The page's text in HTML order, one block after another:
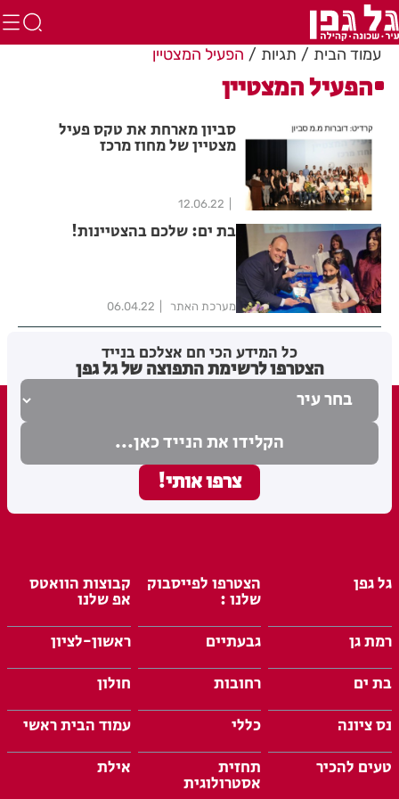
עמוד הבית תגיות הפעיל המצטיין
הפעיל המצטיין
סביון מארחת את טקס פעיל
מצטיין של מחוז מרכז
12.06.22
בת ים: שלכם בהצטיינות!
מערכת האתר 06.04.22
כל המידע הכי חם אצלכם בנייד
הצטרפו לרשימת התפוצה של גל גפן
גל גפן הצטרפו לפייסבוק
שלנו :
קבוצות הוואטס
אפ שלנו
רמת גן
גבעתיים
ראשון-לציון
בת ים
רחובות
חולון
נס ציונה
כללי
עמוד הבית ראשי
טעים להכיר
תחזית
אסטרולוגית
אילת